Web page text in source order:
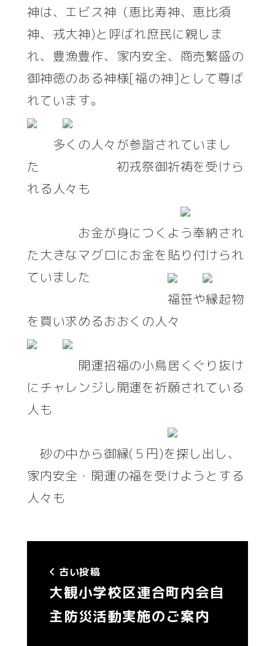
神は、エビス神（恵比寿神、恵比須
神、戎大神)と呼ばれ庶民に親しま
れ、豊漁豊作、家内安全、商売繁盛の
御神徳のある神様[福の神]として尊ば
れています。
多くの人々が参詣されていまし
た 初戎祭御祈祷を受けら
れる人々も
お金が身につくよう奉納され
た大きなマグロにお金を貼り付けられ
ていました
福笹や縁起物
を買い求めるおおくの人々
開運招福の小鳥居くぐり抜け
にチャレンジし開運を祈願されている
人も
砂の中から御縁(５円)を探し出し、
家内安全・開運の福を受けようとする
人々も
古い投稿
大観小学校区連合町内会自
主防災活動実施のご案内